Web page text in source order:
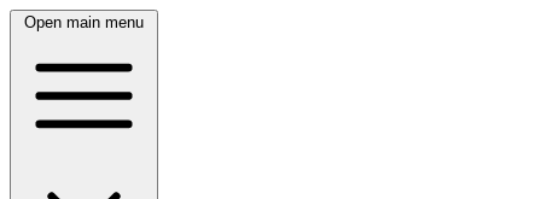
Open main menu